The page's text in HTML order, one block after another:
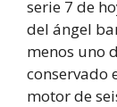
serie 7 de
del ángel
menos uno
conservado
motor de